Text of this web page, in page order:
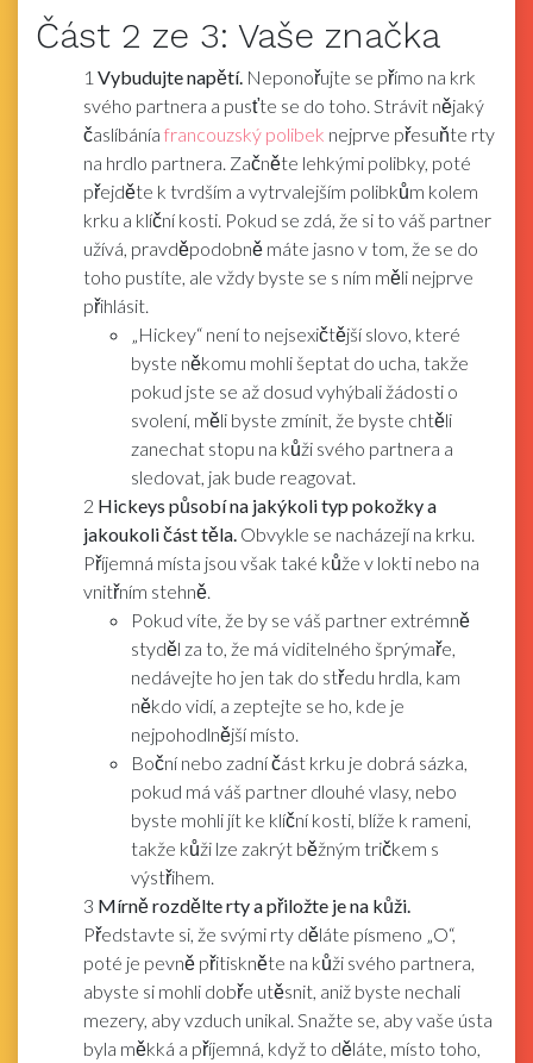
Část 2 ze 3: Vaše značka
1 Vybudujte napětí. Neponořujte se přímo na krk
svého partnera a pusťte se do toho. Strávit nějaký
časlíbánía francouzský polibek nejprve přesuňte rty
na hrdlo partnera. Začněte lehkými polibky, poté
přejděte k tvrdším a vytrvalejším polibkům kolem
krku a klíční kosti. Pokud se zdá, že si to váš partner
užívá, pravděpodobně máte jasno v tom, že se do
toho pustíte, ale vždy byste se s ním měli nejprve
přihlásit.
„Hickey“ není to nejsexičtější slovo, které
byste někomu mohli šeptat do ucha, takže
pokud jste se až dosud vyhýbali žádosti o
svolení, měli byste zmínit, že byste chtěli
zanechat stopu na kůži svého partnera a
sledovat, jak bude reagovat.
2 Hickeys působí na jakýkoli typ pokožky a
jakoukoli část těla. Obvykle se nacházejí na krku.
Příjemná místa jsou však také kůže v lokti nebo na
vnitřním stehně.
Pokud víte, že by se váš partner extrémně
styděl za to, že má viditelného šprýmaře,
nedávejte ho jen tak do středu hrdla, kam
někdo vidí, a zeptejte se ho, kde je
nejpohodlnější místo.
Boční nebo zadní část krku je dobrá sázka,
pokud má váš partner dlouhé vlasy, nebo
byste mohli jít ke klíční kosti, blíže k rameni,
takže kůži lze zakrýt běžným tričkem s
výstřihem.
3 Mírně rozdělte rty a přiložte je na kůži.
Představte si, že svými rty děláte písmeno „O“,
poté je pevně přitiskněte na kůži svého partnera,
abyste si mohli dobře utěsnit, aniž byste nechali
mezery, aby vzduch unikal. Snažte se, aby vaše ústa
byla měkká a příjemná, když to děláte, místo toho,